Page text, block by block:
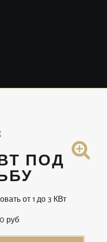
ПОД
от 1 до 3 КВт
руб